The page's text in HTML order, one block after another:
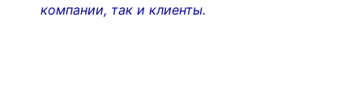
компании, так и клиенты.